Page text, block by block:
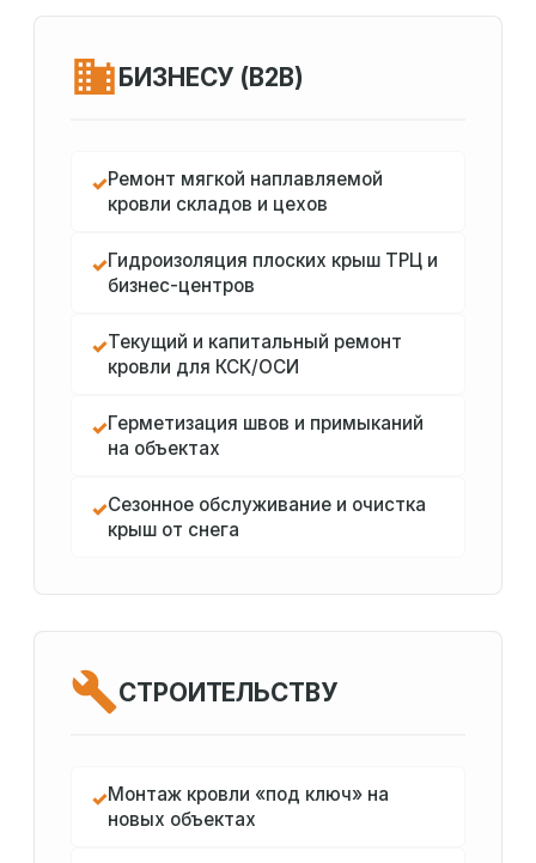
БИЗНЕСУ (B2B)
✓Ремонт мягкой наплавляемой
кровли складов и цехов
✓Гидроизоляция плоских крыш ТРЦ и
бизнес-центров
✓Текущий и капитальный ремонт
кровли для КСК/ОСИ
✓Герметизация швов и примыканий
на объектах
✓Сезонное обслуживание и очистка
крыш от снега
СТРОИТЕЛЬСТВУ
✓Монтаж кровли «под ключ» на
новых объектах